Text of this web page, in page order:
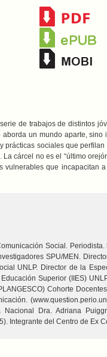
de trabajos de distintos
un mundo aparte,
prácticas sociales que
cárcel no es el “último
vulnerables que incapacitan
Social.
SPU/MEN.
UNLP. Director de la
Superior (IIES)
Cohorte
Nacional Dra. Adriana
Integrante del Centro de Ex